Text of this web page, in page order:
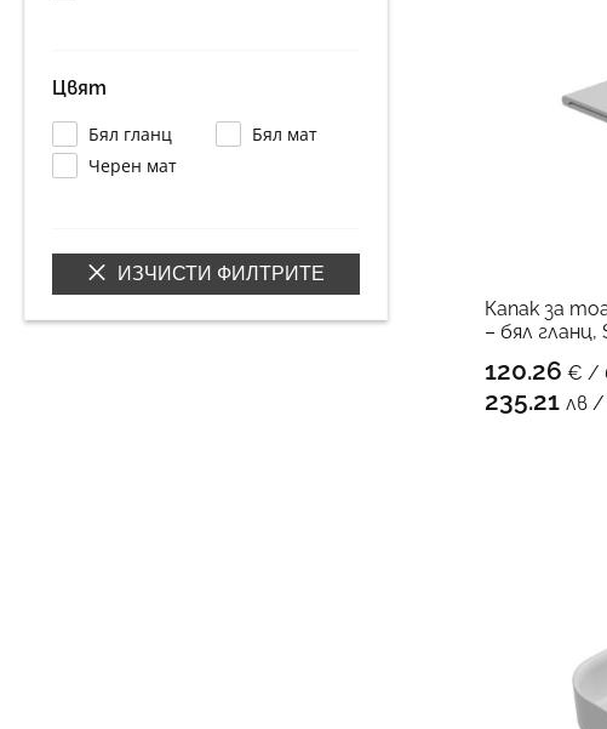
Цвят
Бял гланц
Черен мат
Бял мат
ИЗЧИСТИ ФИЛТРИТЕ
Капак за
– бял гланц,
120.26 € /
235.21 лв /